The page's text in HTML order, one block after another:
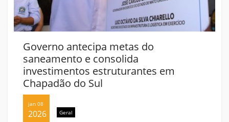
Governo antecipa metas do
saneamento e consolida
investimentos estruturantes em
Chapadão do Sul
jan 08
2026 Geral